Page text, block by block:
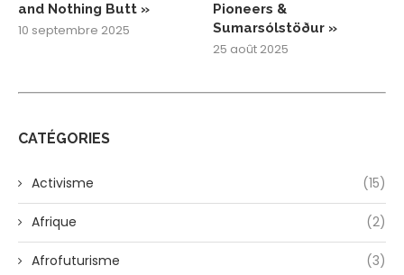
and Nothing Butt »
10 septembre 2025
Pioneers &
Sumarsólstöður »
25 août 2025
CATÉGORIES
Activisme (15)
Afrique (2)
Afrofuturisme (3)